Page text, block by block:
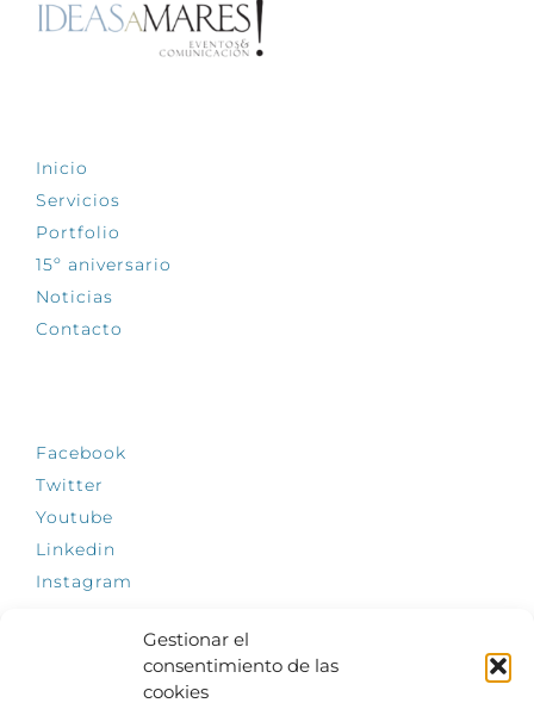
Gestionar el
consentimiento de las
cookies
Inicio
Servicios
Portfolio
15º aniversario
Noticias
Contacto
Facebook
Twitter
Youtube
Linkedin
Instagram